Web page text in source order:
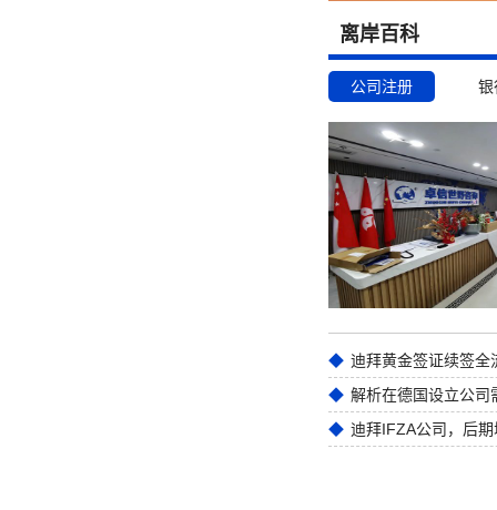
离岸百科
公司注册 银
迪拜黄金签证续签全
解析在德国设立公司
迪拜IFZA公司，后